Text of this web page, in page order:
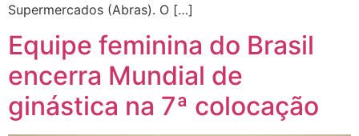
Supermercados (Abras). O […]
Equipe feminina do Brasil
encerra Mundial de
ginástica na 7ª colocação